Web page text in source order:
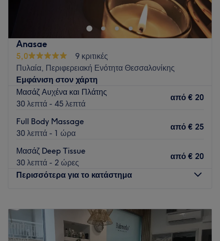
Anasae
5,0
9 κριτικές
Πυλαία, Περιφερειακή Ενότητα Θεσσαλονίκης
Εμφάνιση στον χάρτη
Μασάζ Αυχένα και Πλάτης
30 λεπτά - 45 λεπτά
από € 20
Full Body Massage
30 λεπτά - 1 ώρα
από € 25
Μασάζ Deep Tissue
30 λεπτά - 2 ώρες
από € 20
Περισσότερα για το κατάστημα
10:00–20:00
Τετάρτη
–20:00
Πέμπτη
10:00–20:00